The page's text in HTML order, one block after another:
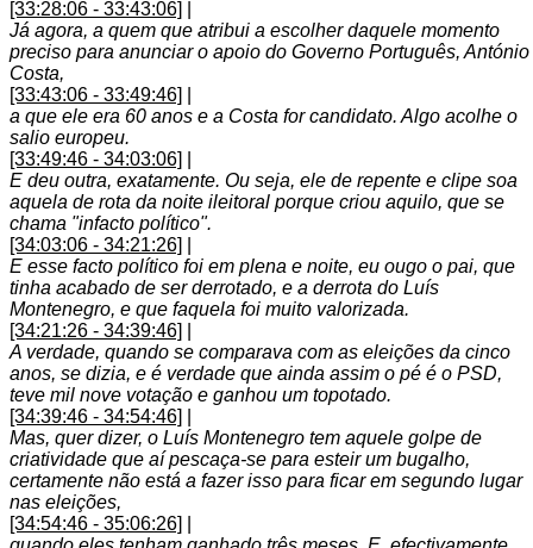
[33:28:06 - 33:43:06]
Já agora, a quem que atribui a escolher daquele momento
preciso para anunciar o apoio do Governo Português, António
Costa,
[33:43:06 - 33:49:46]
a que ele era 60 anos e a Costa for candidato. Algo acolhe o
salio europeu.
[33:49:46 - 34:03:06]
E deu outra, exatamente. Ou seja, ele de repente e clipe soa
aquela de rota da noite ileitoral porque criou aquilo, que se
chama "infacto político".
[34:03:06 - 34:21:26]
E esse facto político foi em plena e noite, eu ougo o pai, que
tinha acabado de ser derrotado, e a derrota do Luís
Montenegro, e que faquela foi muito valorizada.
[34:21:26 - 34:39:46]
A verdade, quando se comparava com as eleições da cinco
anos, se dizia, e é verdade que ainda assim o pé é o PSD,
teve mil nove votação e ganhou um topotado.
[34:39:46 - 34:54:46]
Mas, quer dizer, o Luís Montenegro tem aquele golpe de
criatividade que aí pescaça-se para esteir um bugalho,
certamente não está a fazer isso para ficar em segundo lugar
nas eleições,
[34:54:46 - 35:06:26]